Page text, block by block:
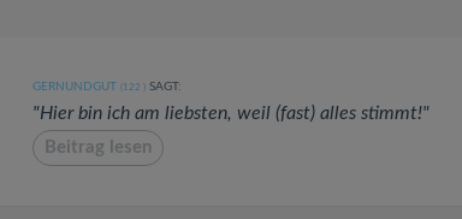
GERNUNDGUT (122 )SAGT:
"Hier bin ich am liebsten, weil (fast) alles stimmt!"
Beitrag lesen